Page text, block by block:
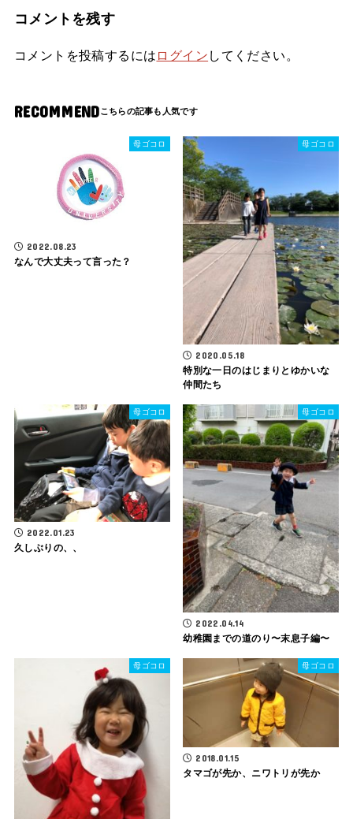
コメントを残す
コメントを投稿するには ログイン してください。
RECOMMEND
母ゴコロ
2022.08.23
なんで大丈夫って言った？
母ゴコロ
2020.05.18
特別な一日のはじまりとゆかいな
仲間たち
母ゴコロ
2022.01.23
久しぶりの、、
母ゴコロ
2022.04.14
幼稚園までの道のり〜末息子編〜
母ゴコロ 母ゴコロ
2018.01.15
タマゴが先か、ニワトリが先か